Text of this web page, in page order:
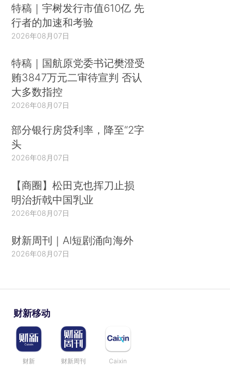
特稿｜宇树发行市值610亿 先
行者的加速和考验
2026年08月07日
特稿｜国航原党委书记樊澄受
贿3847万元二审待宣判 否认
大多数指控
2026年08月07日
部分银行房贷利率，降至“2字
头
2026年08月07日
【商圈】松田克也挥刀止损
明治折戟中国乳业
2026年08月07日
财新周刊｜AI短剧涌向海外
2026年08月07日
财新移动
财新 财新周刊 Caixin